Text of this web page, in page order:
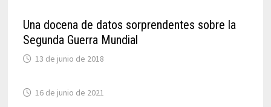
Una docena de datos sorprendentes sobre la
Segunda Guerra Mundial
13 de junio de 2018
16 de junio de 2021